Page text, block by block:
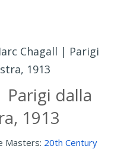
Chagall | Parigi
1913
Parigi dalla
1913
Masters: 20th Century